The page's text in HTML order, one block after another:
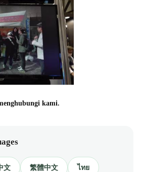
kami.
文 繁體中文 ไทย